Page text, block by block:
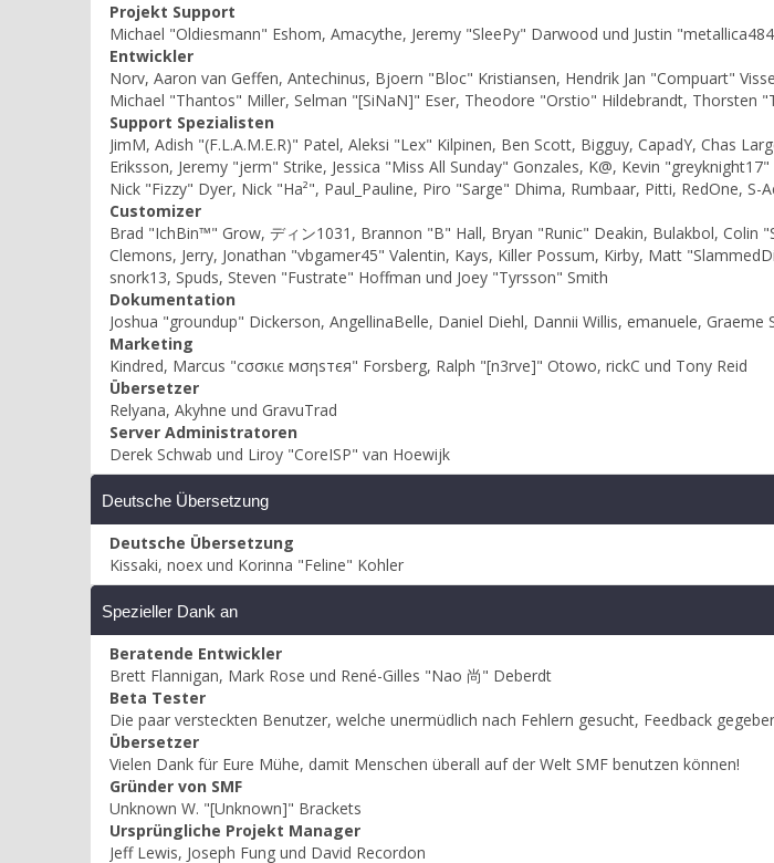
Projekt Support
Michael "Oldiesmann" Eshom, Amacythe, Jeremy "SleePy" Darwood und Justin
Entwickler
Norv, Aaron van Geffen, Antechinus, Bjoern "Bloc" Kristiansen, Hendrik Jan "Compuart"
Michael "Thantos" Miller, Selman "[SiNaN]" Eser, Theodore "Orstio" Hildebrandt, Thorsten
Support Spezialisten
JimM, Adish "(F.L.A.M.E.R)" Patel, Aleksi "Lex" Kilpinen, Ben Scott, Bigguy, CapadY, Chas
Eriksson, Jeremy "jerm" Strike, Jessica "Miss All Sunday" Gonzales, K@, Kevin
Nick "Fizzy" Dyer, Nick "Ha²", Paul_Pauline, Piro "Sarge" Dhima, Rumbaar, Pitti, RedOne,
Customizer
Brad "IchBin™" Grow, ディン1031, Brannon "B" Hall, Bryan "Runic" Deakin, Bulakbol, Colin
Clemons, Jerry, Jonathan "vbgamer45" Valentin, Kays, Killer Possum, Kirby, Matt
snork13, Spuds, Steven "Fustrate" Hoffman und Joey "Tyrsson" Smith
Dokumentation
Joshua "groundup" Dickerson, AngellinaBelle, Daniel Diehl, Dannii Willis, emanuele,
Marketing
Kindred, Marcus "cσσкιє мσηѕтєя" Forsberg, Ralph "[n3rve]" Otowo, rickC und Tony Reid
Übersetzer
Relyana, Akyhne und GravuTrad
Server Administratoren
Derek Schwab und Liroy "CoreISP" van Hoewijk
Deutsche Übersetzung
Deutsche Übersetzung
Kissaki, noex und Korinna "Feline" Kohler
Spezieller Dank an
Beratende Entwickler
Brett Flannigan, Mark Rose und René-Gilles "Nao 尚" Deberdt
Beta Tester
Die paar versteckten Benutzer, welche unermüdlich nach Fehlern gesucht, Feedback
Übersetzer
Vielen Dank für Eure Mühe, damit Menschen überall auf der Welt SMF benutzen können!
Gründer von SMF
Unknown W. "[Unknown]" Brackets
Ursprüngliche Projekt Manager
Jeff Lewis, Joseph Fung und David Recordon